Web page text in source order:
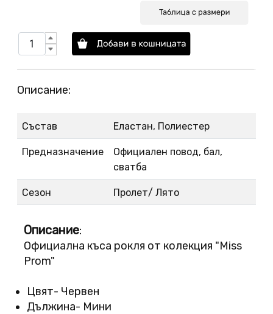
Описание:
Състав Еластан, Полиестер
Предназначение
Официален повод, бал,
сватба
Сезон Пролет/ Лято
Описание:
Официална къса рокля от колекция "Miss
Prom"
Цвят- Червен
Дължина- Мини